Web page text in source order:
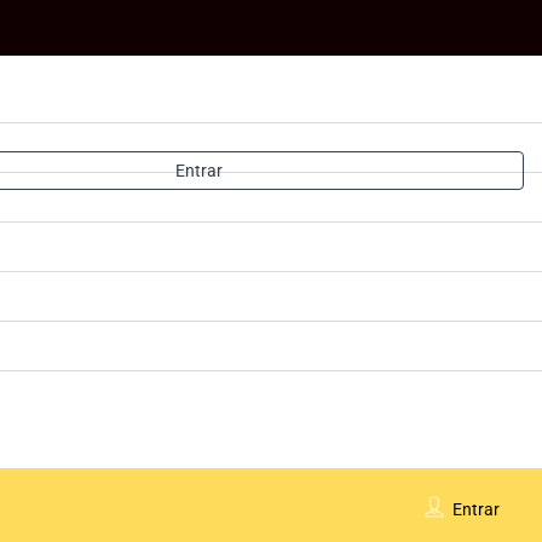
Entrar
Entrar